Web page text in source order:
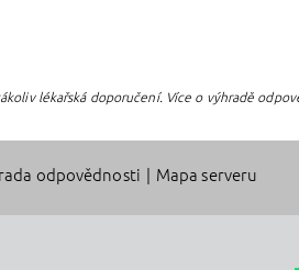
lékařská doporučení. Více o výhradě
odpovědnosti | Mapa serveru